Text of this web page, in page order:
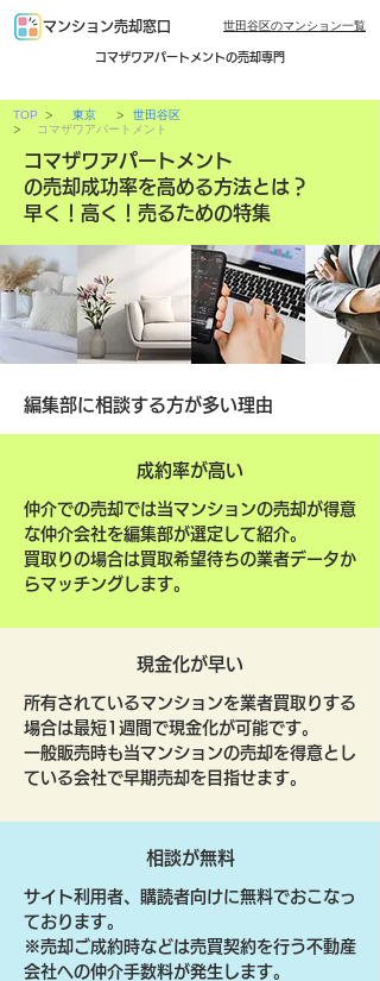
マンション売却窓口 世田谷区のマンション一覧
コマザワアパートメントの売却専門
TOP > 東京
>
>
コマザワアパートメント
世田谷区
コマザワアパートメント
の売却成功率を高める方法とは？
早く！高く！売るための特集
編集部に相談する方が多い理由
成約率が高い
仲介での売却では当マンションの売却が得意
な仲介会社を編集部が選定して紹介。
買取りの場合は買取希望待ちの業者データか
らマッチングします。
現金化が早い
所有されているマンションを業者買取りする
場合は最短1週間で現金化が可能です。
一般販売時も当マンションの売却を得意とし
ている会社で早期売却を目指せます。
相談が無料
サイト利用者、購読者向けに無料でおこなっ
ております。
​※売却ご成約時などは売買契約を行う不動産
会社への仲介手数料が発生します。